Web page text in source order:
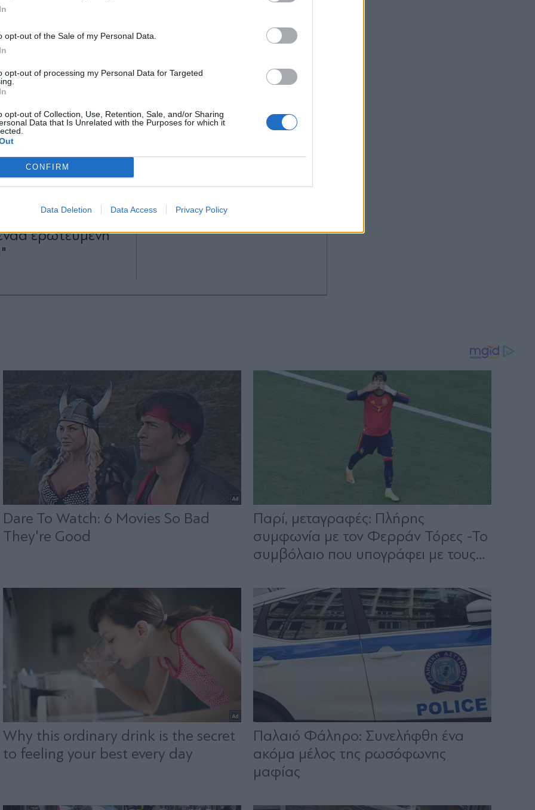
opt-out of the Sale of my Personal Data.
opt-out of processing my Personal Data for Targeted
opt-out of Collection, Use, Retention, Sale, and/or Sharing
Data that Is Unrelated with the Purposes for which it
CONFIRM
Data Deletion Data Access Privacy Policy
23.03.2025 10:28
NEWSROOM
Η
για τα γενέθλιά
ερωτευμένη
Σεβδιλάκης: "Κάποιες
φορές έχω νιώσει ότι έχω
τα πόδια μου"
Αποδέχομαι τουςόρους χρήσης